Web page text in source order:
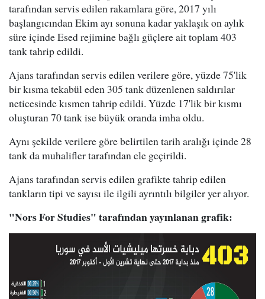
tarafından servis edilen rakamlara göre, 2017 yılı
başlangıcından Ekim ayı sonuna kadar yaklaşık on aylık
süre içinde Esed rejimine bağlı güçlere ait toplam 403
tank tahrip edildi.
Ajans tarafından servis edilen verilere göre, yüzde 75'lik
bir kısma tekabül eden 305 tank düzenlenen saldırılar
neticesinde kısmen tahrip edildi. Yüzde 17'lik bir kısmı
oluşturan 70 tank ise büyük oranda imha oldu.
Aynı şekilde verilere göre belirtilen tarih aralığı içinde 28
tank da muhalifler tarafından ele geçirildi.
Ajans tarafından servis edilen grafikte tahrip edilen
tankların tipi ve sayısı ile ilgili ayrıntılı bilgiler yer alıyor.
"Nors For Studies" tarafından yayınlanan grafik: